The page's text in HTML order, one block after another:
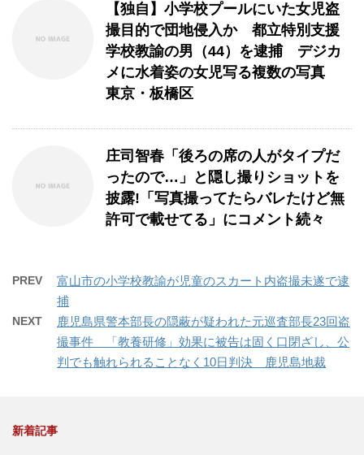
【独自】小学校プールにいた女児盗
撮目的で団地侵入か 都立特別支援
学校教諭の男（44）を逮捕 デジカ
メに水着姿の女児写る複数の写真
東京・板橋区
庄司智春「後ろの席の人がタイプだ
ったので…」と隠し撮りショットを
披露!「写真撮ってたらバレたけど無
許可で載せてる」にコメント続々
PREV
富山市の小学校教諭が児童のスカート内盗撮未遂で逮
捕
NEXT
鹿児島県警本部長の隠蔽が疑われた元巡査部長23回盗
撮事件 「教養研修」効果に被告は固く口閉ざし、公
判でも触れられることなく10日判決 鹿児島地裁
新着記事